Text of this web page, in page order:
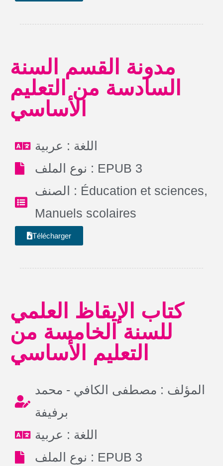
مدونة القسم السنة
السادسة من التعليم
الأساسي
اللغة : عربية
نوع الملف : EPUB 3
الصنف : Éducation et sciences,
Manuels scolaires
Télécharger
كتاب الإيقاظ العلمي
للسنة الخامسة من
التعليم الأساسي
المؤلف : مصطفى الكافي - محمد
برفيفة
اللغة : عربية
نوع الملف : EPUB 3